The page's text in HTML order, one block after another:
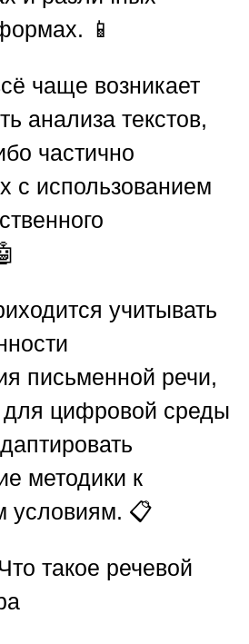
📱
чаще возникает
анализа текстов,
частично
с использованием
учитывать
письменной речи,
для цифровой среды
методики к
условиям. 📋
такое речевой